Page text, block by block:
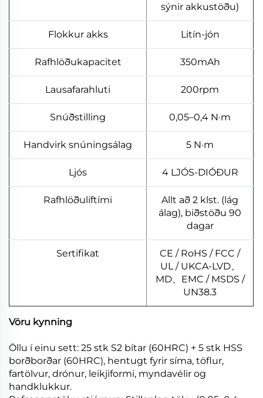
sýnir akkustöðu)
Flokkur akks Litín-jón
Rafhlöðukapacitet 350mAh
Lausafarahluti 200rpm
Snúðstilling 0,05–0,4 N·m
Handvirk snúningsálag 5 N·m
Ljós 4 LJÓS-DIÓÐUR
Rafhlöðulíftími
Allt að 2 klst. (lág
álag), biðstöðu 90
dagar
Sertifikat
CE / RoHS / FCC /
UL / UKCA-LVD、
MD、EMC / MSDS /
UN38.3
Vöru kynning
Öllu í einu sett: 25 stk S2 bítar (60HRC) + 5 stk HSS
borðborðar (60HRC), hentugt fyrir síma, töflur,
fartölvur, drónur, leikjiformi, myndavélir og
handklukkur.